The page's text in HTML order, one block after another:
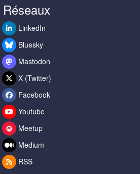
Réseaux
LinkedIn
Bluesky
Mastodon
X (Twitter)
Facebook
Youtube
Meetup
Medium
RSS